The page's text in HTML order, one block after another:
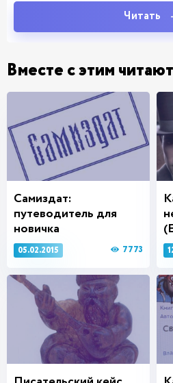
Читать
Вместе с этим читают
Самиздат:
путеводитель для
новичка
05.02.2015 7773